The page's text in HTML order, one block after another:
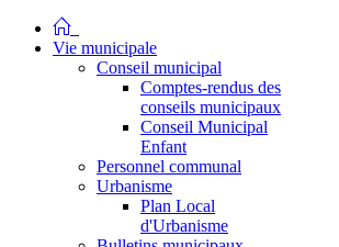
Vie municipale
Conseil municipal
Comptes-rendus des
conseils municipaux
Conseil Municipal
Enfant
Personnel communal
Urbanisme
Plan Local
d'Urbanisme